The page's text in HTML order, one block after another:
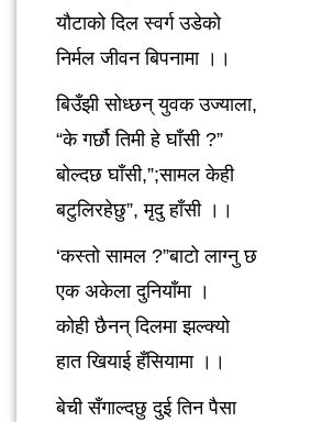
यौटाको दिल स्वर्ग उडेको
निर्मल जीवन बिपनामा ।।
बिउँझी सोध्छन् युवक उज्याला,
“के गर्छौ तिमी हे घाँसी ?”
बोल्दछ घाँसी,”;सामल केही
बटुलिरहेछु”, मृदु हाँसी ।।
‘कस्तो सामल ?”बाटो लाग्नु छ
एक अकेला दुनियाँमा ।
कोही छैनन् दिलमा झल्क्यो
हात खियाई हँसियामा ।।
बेची सँगाल्दछु दुई तिन पैसा